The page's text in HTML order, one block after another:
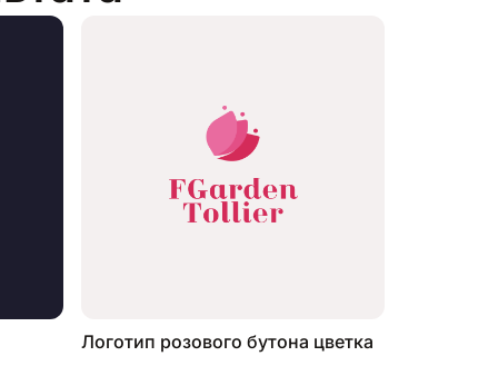
Логотип розового бутона цветка